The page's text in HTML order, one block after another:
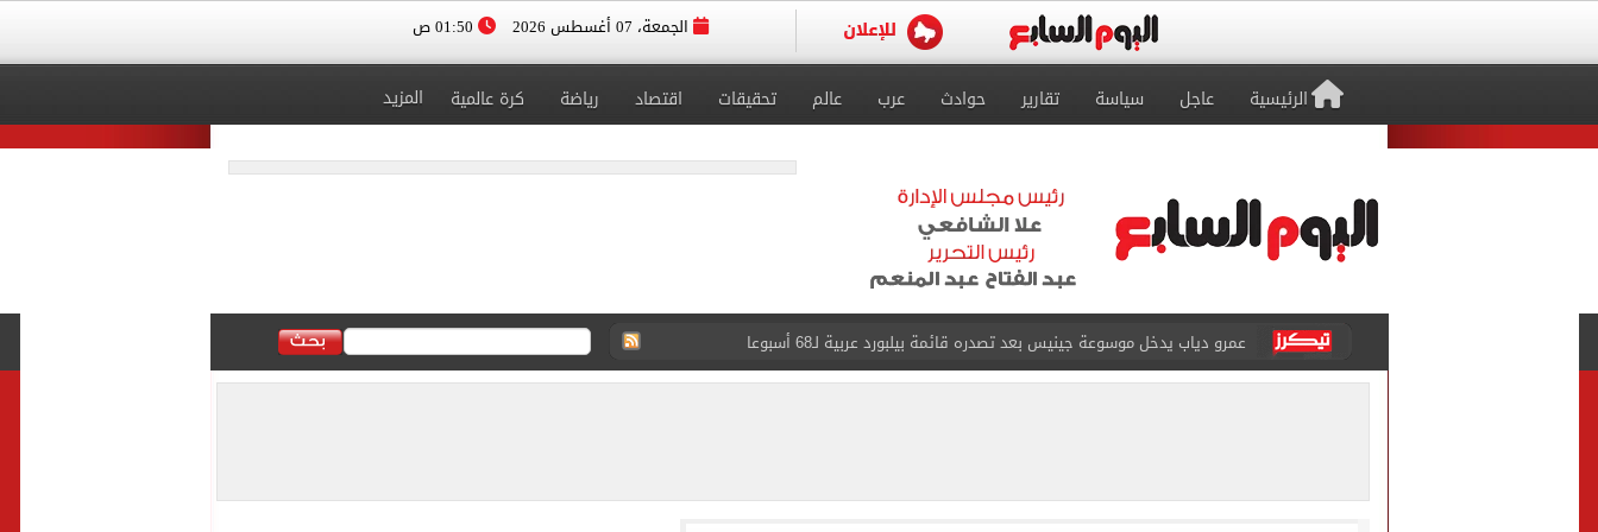
الجمعة، 07 أغسطس 2026
الرئيسية عاجل سياسة تقارير حوادث عرب عالم تحقيقات اقتصاد رياضة كرة عالمية المزيد
إغلاق طريق مصر أسوان الزراعى الغربى كليا من المنيب للعياط.. اعرف التحويلات
محمد صلاح يظهر على تليفزيون اليوم السابع فى حفل تقديمه باستاد طرابزون.. فيديو
حكم تصوير الحوادث والمشاجرات ونشرها على مواقع التواصل